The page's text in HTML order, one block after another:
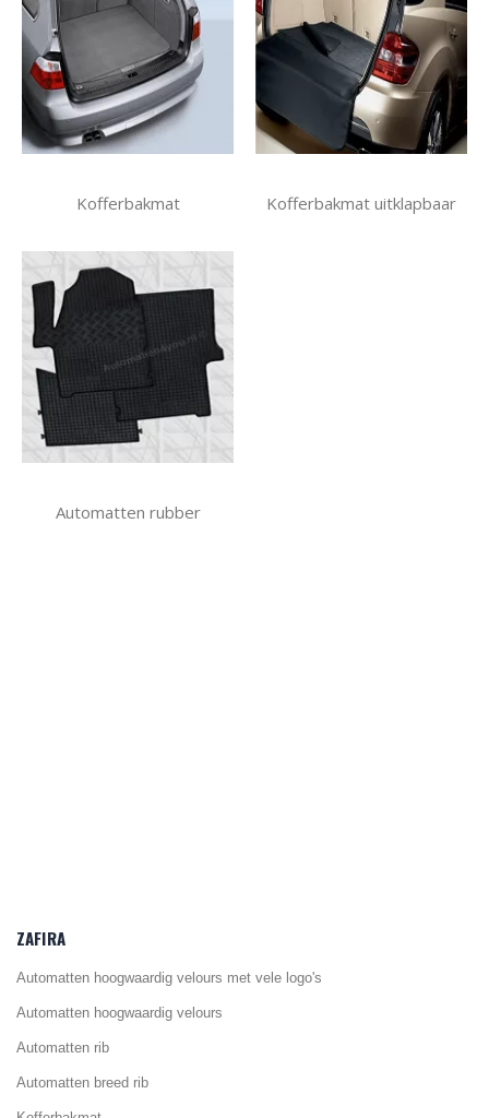
Kofferbakmat Kofferbakmat uitklapbaar
Automatten rubber
ZAFIRA
Automatten hoogwaardig velours met vele logo's
Automatten hoogwaardig velours
Automatten rib
Automatten breed rib